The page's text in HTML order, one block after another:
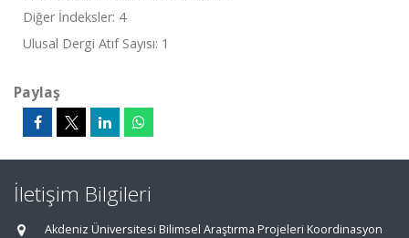
Diğer İndeksler: 4
Ulusal Dergi Atıf Sayısı: 1
Paylaş
İletişim Bilgileri
Akdeniz Üniversitesi Bilimsel Araştırma Projeleri Koordinasyon